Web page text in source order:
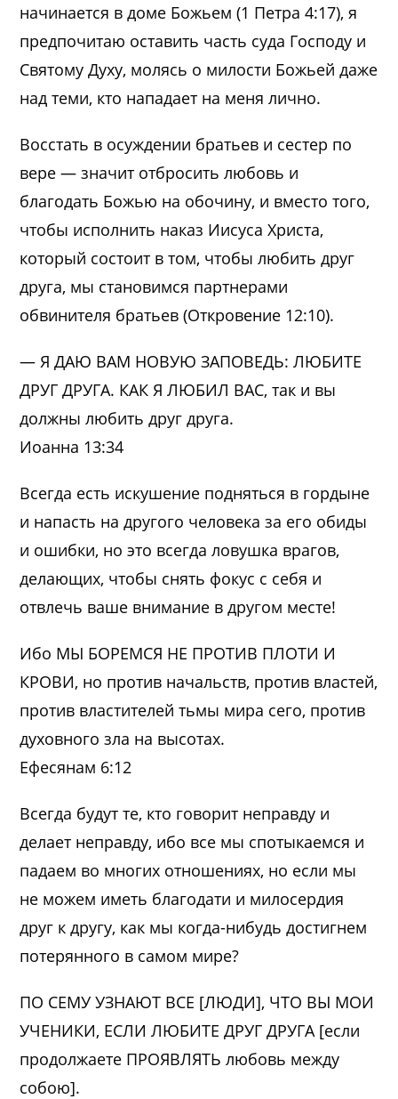
начинается в доме Божьем (1 Петра 4:17), я
предпочитаю оставить часть суда Господу и
Святому Духу, молясь о милости Божьей даже
над теми, кто нападает на меня лично.
Восстать в осуждении братьев и сестер по
вере — значит отбросить любовь и
благодать Божью на обочину, и вместо того,
чтобы исполнить наказ Иисуса Христа,
который состоит в том, чтобы любить друг
друга, мы становимся партнерами
обвинителя братьев (Откровение 12:10).
— Я ДАЮ ВАМ НОВУЮ ЗАПОВЕДЬ: ЛЮБИТЕ
ДРУГ ДРУГА. КАК Я ЛЮБИЛ ВАС, так и вы
должны любить друг друга.
Иоанна 13:34
Всегда есть искушение подняться в гордыне
и напасть на другого человека за его обиды
и ошибки, но это всегда ловушка врагов,
делающих, чтобы снять фокус с себя и
отвлечь ваше внимание в другом месте!
Ибо МЫ БОРЕМСЯ НЕ ПРОТИВ ПЛОТИ И
КРОВИ, но против начальств, против властей,
против властителей тьмы мира сего, против
духовного зла на высотах.
Ефесянам 6:12
Всегда будут те, кто говорит неправду и
делает неправду, ибо все мы спотыкаемся и
падаем во многих отношениях, но если мы
не можем иметь благодати и милосердия
друг к другу, как мы когда-нибудь достигнем
потерянного в самом мире?
ПО СЕМУ УЗНАЮТ ВСЕ [ЛЮДИ], ЧТО ВЫ МОИ
УЧЕНИКИ, ЕСЛИ ЛЮБИТЕ ДРУГ ДРУГА [если
продолжаете ПРОЯВЛЯТЬ любовь между
собою].